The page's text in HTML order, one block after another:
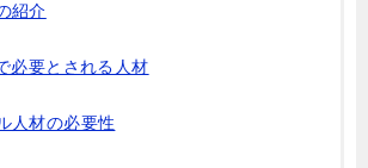
紹介
必要とされる人材
人材の必要性